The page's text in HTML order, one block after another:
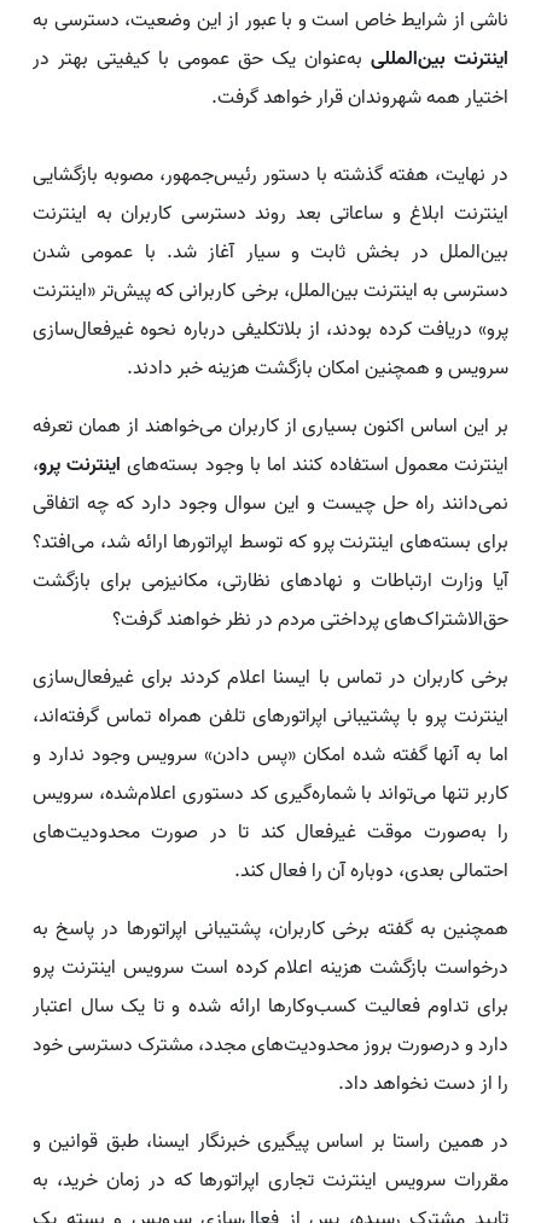
ناشی از شرایط خاص است و با عبور از این وضعیت، دسترسی به
اینترنت بین‌المللی به‌عنوان یک حق عمومی با کیفیتی بهتر در
اختیار همه شهروندان قرار خواهد گرفت.
در نهایت، هفته گذشته با دستور رئیس‌جمهور، مصوبه بازگشایی
اینترنت ابلاغ و ساعاتی بعد روند دسترسی کاربران به اینترنت
بین‌الملل در بخش ثابت و سیار آغاز شد. با عمومی شدن
دسترسی به اینترنت بین‌الملل، برخی کاربرانی که پیش‌تر «اینترنت
پرو» دریافت کرده بودند، از بلاتکلیفی درباره نحوه غیرفعال‌سازی
سرویس و همچنین امکان بازگشت هزینه خبر دادند.
بر این اساس اکنون بسیاری از کاربران می‌خواهند از همان تعرفه‌
اینترنت معمول استفاده کنند اما با وجود بسته‌هایاینترنت پرو،
نمی‌دانند راه حل چیست و این سوال وجود دارد که چه اتفاقی
برای بسته‌های اینترنت پرو که توسط اپراتورها ارائه شد، می‌افتد؟
آیا وزارت ارتباطات و نهادهای نظارتی، مکانیزمی برای بازگشت
حق‌الاشتراک‌های پرداختی مردم در نظر خواهند گرفت؟
برخی کاربران در تماس با ایسنا اعلام کردند برای غیرفعال‌سازی
اینترنت پرو با پشتیبانی اپراتورهای تلفن همراه تماس گرفته‌اند،
اما به آنها گفته شده امکان «پس دادن» سرویس وجود ندارد و
کاربر تنها می‌تواند با شماره‌گیری کد دستوری اعلام‌شده، سرویس
را به‌صورت موقت غیرفعال کند تا در صورت محدودیت‌های
احتمالی بعدی، دوباره آن را فعال کند.
همچنین به گفته برخی کاربران، پشتیبانی اپراتورها در پاسخ به
درخواست بازگشت هزینه اعلام کرده است سرویس اینترنت پرو
برای تداوم فعالیت کسب‌وکارها ارائه شده و تا یک سال اعتبار
دارد و درصورت بروز محدودیت‌های مجدد، مشترک دسترسی خود
را از دست نخواهد داد.
در همین راستا بر اساس پیگیری خبرنگار ایسنا، طبق قوانین و
مقررات سرویس اینترنت تجاری اپراتورها که در زمان خرید، به